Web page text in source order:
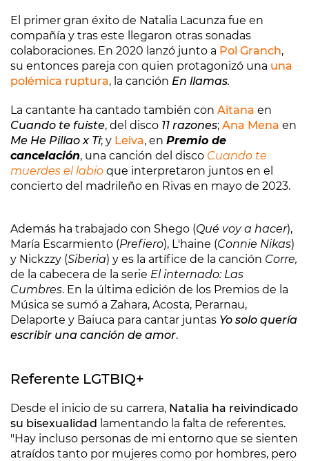
El primer gran éxito de Natalia Lacunza fue en
compañía y tras este llegaron otras sonadas
colaboraciones. En 2020 lanzó junto a Pol Granch,
su entonces pareja con quien protagonizó una una
polémica ruptura, la canción En llamas.
La cantante ha cantado también con Aitana en
Cuando te fuiste, del disco 11 razones; Ana Mena en
Me He Pillao x Ti; y Leiva, en Premio de
cancelación, una canción del disco Cuando te
muerdes el labio que interpretaron juntos en el
concierto del madrileño en Rivas en mayo de 2023.
Además ha trabajado con Shego (Qué voy a hacer),
María Escarmiento (Prefiero), L'haine (Connie Nikas)
y Nickzzy (Siberia) y es la artífice de la canción Corre,
de la cabecera de la serie El internado: Las
Cumbres. En la última edición de los Premios de la
Música se sumó a Zahara, Acosta, Perarnau,
Delaporte y Baiuca para cantar juntas Yo solo quería
escribir una canción de amor.
Referente LGTBIQ+
Desde el inicio de su carrera, Natalia ha reivindicado
su bisexualidad lamentando la falta de referentes.
"Hay incluso personas de mi entorno que se sienten
atraídos tanto por mujeres como por hombres, pero